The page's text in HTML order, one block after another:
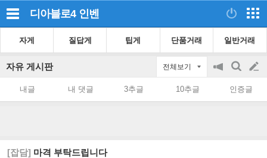
디아블로4 인벤
자게 질답게 팁게 단품거래 일반거래
자유 게시판 전체보기
공
on/off
검
색
글
쓰
내글 내 댓글 3추글 10추글 인증글
[잡담] 마격 부탁드립니다